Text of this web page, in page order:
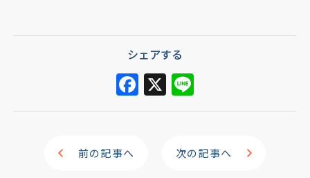
シェアする
F
a
X
n
前の記事へ 次の記事へ